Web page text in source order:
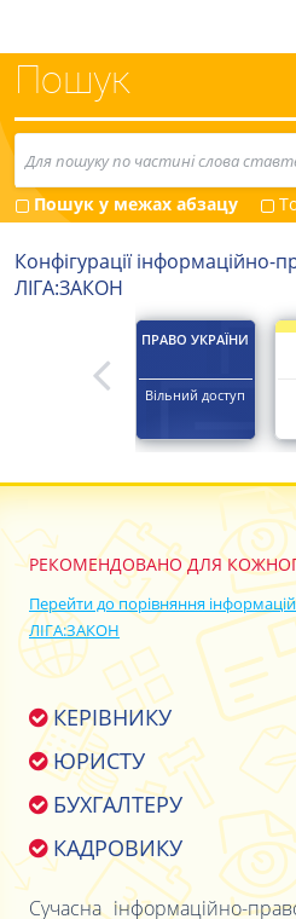
Пошук
Пошук у межах абзацу
Конфігурації інформаційно-
ЛІГА:ЗАКОН
ПРАВО УКРАЇНИ
Вільний доступ
РЕКОМЕНДОВАНО ДЛЯ
Перейти до порівняння
ЛІГА:ЗАКОН
КЕРІВНИКУ
ЮРИСТУ
БУХГАЛТЕРУ
КАДРОВИКУ
Сучасна інформаційно-